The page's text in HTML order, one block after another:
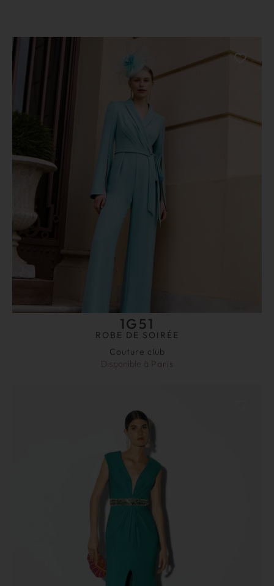
1G51
ROBE DE SOIRÉE
Couture club
Disponible à Paris